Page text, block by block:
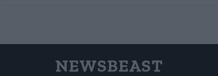
NEWSBEAST